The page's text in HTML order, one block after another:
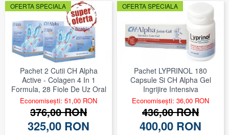
OFERTA SPECIALA
Pachet 2 Cutii CH Alpha
Active - Colagen 4 In 1
Formula, 28 Fiole De Uz Oral
Economisești: 51,00 RON
376,00 RON
325,00 RON
OFERTA SPECIALA
Pachet LYPRINOL 180
Capsule Si CH Alpha Gel
Ingrijire Intensiva
Economisești: 36,00 RON
436,00 RON
400,00 RON